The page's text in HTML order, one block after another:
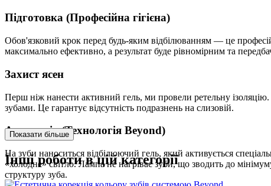
Підготовка (Професійна гігієна)
Обов'язковий крок перед будь-яким відбілюванням — це
максимально ефективно, а результат буде рівномірним та
Захист ясен
Перш ніж нанести активний гель, ми провели ретельну
зубами. Це гарантує відсутність подразнень на слизовій.
Активація (Технологія Beyond)
На зуби наноситься відбілюючий гель, який активується
«холодне» світло. Лампа не нагріває зуби, що зводить до
структуру зуба.
Показати більше
Інші роботи в цій категорії